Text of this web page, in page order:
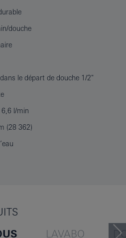
douche
le départ de douche 1/2"
6,6 l/min
(28 362)
LAVABO